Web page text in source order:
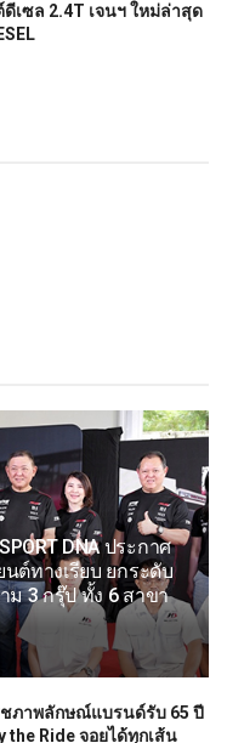
เซล 2.4T เจนฯ ใหม่ล่าสุด
DNA ประกาศ
ต์ทางเรียบ ยกระดับ
ม 3 กรุ๊ป ทั้ง 6 สาขา
ชภาพลักษณ์แบรนด์รับ 65 ปี
the Ride จอยได้ทุกเส้น